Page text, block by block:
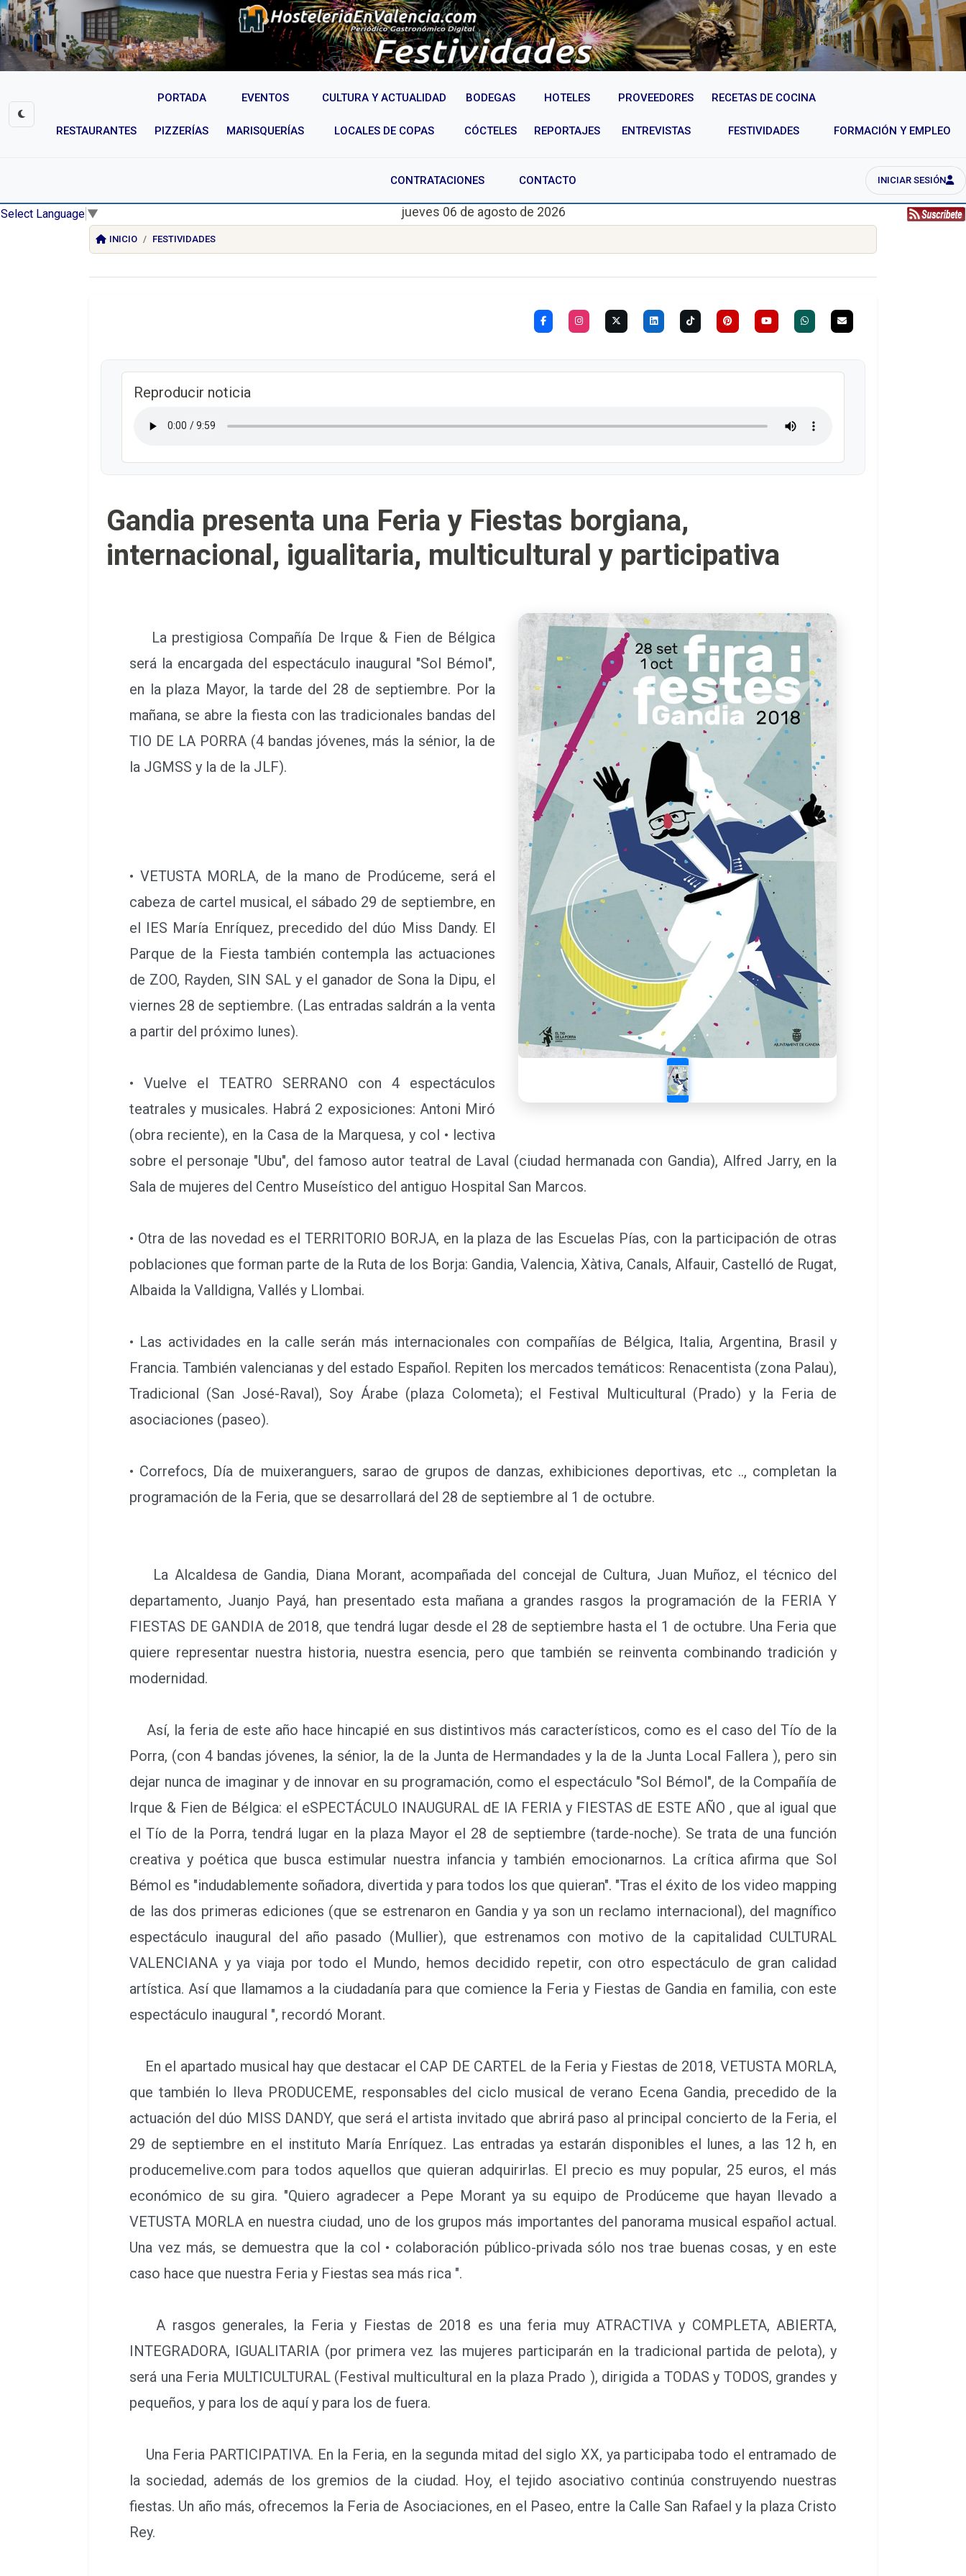
PORTADA EVENTOS CULTURA Y ACTUALIDAD BODEGAS HOTELES PROVEEDORES RECETAS DE COCINA
RESTAURANTES PIZZERÍAS MARISQUERÍAS LOCALES DE COPAS CÓCTELES REPORTAJES ENTREVISTAS FESTIVIDADES FORMACIÓN Y EMPLEO
CONTRATACIONES CONTACTO INICIAR SESIÓN
Select Language ▼ jueves 06 de agosto de 2026
INICIO FESTIVIDADES
Reproducir noticia
Gandia presenta una Feria y Fiestas borgiana,
internacional, igualitaria, multicultural y participativa
La prestigiosa Compañía De Irque & Fien de Bélgica
será la encargada del espectáculo inaugural "Sol Bémol",
en la plaza Mayor, la tarde del 28 de septiembre. Por la
mañana, se abre la fiesta con las tradicionales bandas del
TIO DE LA PORRA (4 bandas jóvenes, más la sénior, la de
la JGMSS y la de la JLF).
• VETUSTA MORLA, de la mano de Prodúceme, será el
cabeza de cartel musical, el sábado 29 de septiembre, en
el IES María Enríquez, precedido del dúo Miss Dandy. El
Parque de la Fiesta también contempla las actuaciones
de ZOO, Rayden, SIN SAL y el ganador de Sona la Dipu, el
viernes 28 de septiembre. (Las entradas saldrán a la venta
a partir del próximo lunes).
• Vuelve el TEATRO SERRANO con 4 espectáculos
teatrales y musicales. Habrá 2 exposiciones: Antoni Miró
(obra reciente), en la Casa de la Marquesa, y col • lectiva
sobre el personaje "Ubu", del famoso autor teatral de Laval (ciudad hermanada con Gandia), Alfred Jarry, en la
Sala de mujeres del Centro Museístico del antiguo Hospital San Marcos.
• Otra de las novedad es el TERRITORIO BORJA, en la plaza de las Escuelas Pías, con la participación de otras
poblaciones que forman parte de la Ruta de los Borja: Gandia, Valencia, Xàtiva, Canals, Alfauir, Castelló de Rugat,
Albaida la Valldigna, Vallés y Llombai.
• Las actividades en la calle serán más internacionales con compañías de Bélgica, Italia, Argentina, Brasil y
Francia. También valencianas y del estado Español. Repiten los mercados temáticos: Renacentista (zona Palau),
Tradicional (San José-Raval), Soy Árabe (plaza Colometa); el Festival Multicultural (Prado) y la Feria de
asociaciones (paseo).
• Correfocs, Día de muixeranguers, sarao de grupos de danzas, exhibiciones deportivas, etc .., completan la
programación de la Feria, que se desarrollará del 28 de septiembre al 1 de octubre.
La Alcaldesa de Gandia, Diana Morant, acompañada del concejal de Cultura, Juan Muñoz, el técnico del
departamento, Juanjo Payá, han presentado esta mañana a grandes rasgos la programación de la FERIA Y
FIESTAS DE GANDIA de 2018, que tendrá lugar desde el 28 de septiembre hasta el 1 de octubre. Una Feria que
quiere representar nuestra historia, nuestra esencia, pero que también se reinventa combinando tradición y
modernidad.
Así, la feria de este año hace hincapié en sus distintivos más característicos, como es el caso del Tío de la
Porra, (con 4 bandas jóvenes, la sénior, la de la Junta de Hermandades y la de la Junta Local Fallera ), pero sin
dejar nunca de imaginar y de innovar en su programación, como el espectáculo "Sol Bémol", de la Compañía de
Irque & Fien de Bélgica: el eSPECTÁCULO INAUGURAL dE lA FERIA y FIESTAS dE ESTE AÑO , que al igual que
el Tío de la Porra, tendrá lugar en la plaza Mayor el 28 de septiembre (tarde-noche). Se trata de una función
creativa y poética que busca estimular nuestra infancia y también emocionarnos. La crítica afirma que Sol
Bémol es "indudablemente soñadora, divertida y para todos los que quieran". "Tras el éxito de los video mapping
de las dos primeras ediciones (que se estrenaron en Gandia y ya son un reclamo internacional), del magnífico
espectáculo inaugural del año pasado (Mullier), que estrenamos con motivo de la capitalidad CULTURAL
VALENCIANA y ya viaja por todo el Mundo, hemos decidido repetir, con otro espectáculo de gran calidad
artística. Así que llamamos a la ciudadanía para que comience la Feria y Fiestas de Gandia en familia, con este
espectáculo inaugural ", recordó Morant.
En el apartado musical hay que destacar el CAP DE CARTEL de la Feria y Fiestas de 2018, VETUSTA MORLA,
que también lo lleva PRODUCEME, responsables del ciclo musical de verano Ecena Gandia, precedido de la
actuación del dúo MISS DANDY, que será el artista invitado que abrirá paso al principal concierto de la Feria, el
29 de septiembre en el instituto María Enríquez. Las entradas ya estarán disponibles el lunes, a las 12 h, en
producemelive.com para todos aquellos que quieran adquirirlas. El precio es muy popular, 25 euros, el más
económico de su gira. "Quiero agradecer a Pepe Morant ya su equipo de Prodúceme que hayan llevado a
VETUSTA MORLA en nuestra ciudad, uno de los grupos más importantes del panorama musical español actual.
Una vez más, se demuestra que la col • colaboración público-privada sólo nos trae buenas cosas, y en este
caso hace que nuestra Feria y Fiestas sea más rica ".
A rasgos generales, la Feria y Fiestas de 2018 es una feria muy ATRACTIVA y COMPLETA, ABIERTA,
INTEGRADORA, IGUALITARIA (por primera vez las mujeres participarán en la tradicional partida de pelota), y
será una Feria MULTICULTURAL (Festival multicultural en la plaza Prado ), dirigida a TODAS y TODOS, grandes y
pequeños, y para los de aquí y para los de fuera.
Una Feria PARTICIPATIVA. En la Feria, en la segunda mitad del siglo XX, ya participaba todo el entramado de
la sociedad, además de los gremios de la ciudad. Hoy, el tejido asociativo continúa construyendo nuestras
fiestas. Un año más, ofrecemos la Feria de Asociaciones, en el Paseo, entre la Calle San Rafael y la plaza Cristo
Rey.